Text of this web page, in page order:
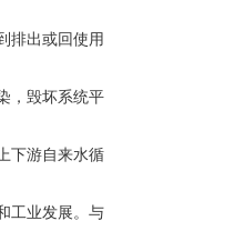
排出或回使用
，毁坏系统平
下游自来水循
工业发展。与